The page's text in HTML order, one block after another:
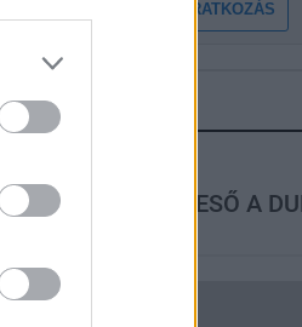
FELIRATKOZÁS
AZ ESŐ A
VÍZGYŰJTŐJÉRE